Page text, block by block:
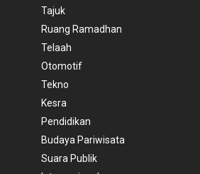
Tajuk
Ruang Ramadhan
Telaah
Otomotif
Tekno
Kesra
Pendidikan
Budaya Pariwisata
Suara Publik